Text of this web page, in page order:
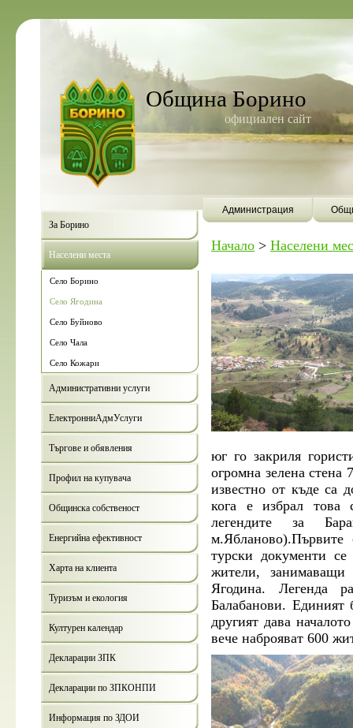
Община Борино
официален сайт
Администрация
За Борино
Населени места
Село Борино
Село Ягодина
Село Буйново
Село Чала
Село Кожари
Административни услуги
ЕлектронниАдмУслуги
Търгове и обявления
Профил на купувача
Общинска собственост
Енергийна ефективност
Харта на клиента
Туризъм и екология
Културен календар
Декларации ЗПК
Декларации по ЗПКОНПИ
Информация по ЗДОИ
Начало > Населени
юг го закриля
огромна зелена
известно от къде са
кога е избрал това
легендите за
турски документи
жители, занимаващи
Ягодина. Легенда
Балабанови. Единият
другият дава
вече наброяват 600